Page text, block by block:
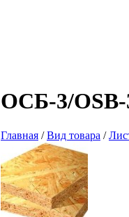
ОСБ-3/OSB-
Главная /Вид товара /